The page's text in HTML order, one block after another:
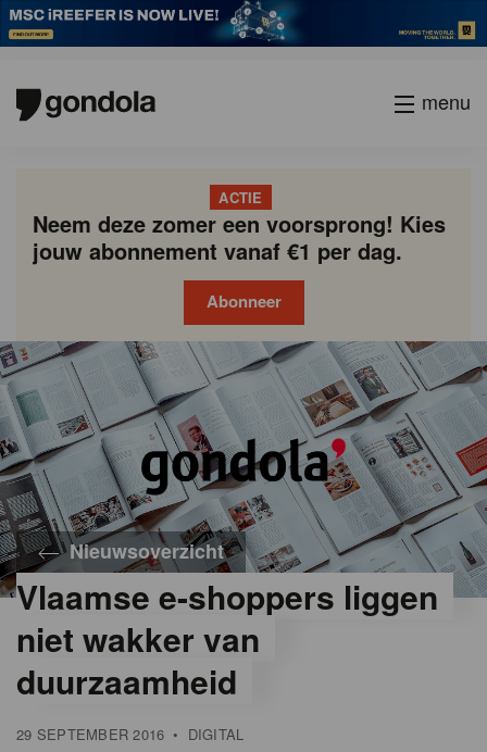
menu
ACTIE
Neem deze zomer een voorsprong! Kies
jouw abonnement vanaf €1 per dag.
Abonneer
Nieuwsoverzicht
Vlaamse e-shoppers liggen
niet wakker van
duurzaamheid
29 SEPTEMBER 2016 • DIGITAL
Gondola
academy
Gondola
society